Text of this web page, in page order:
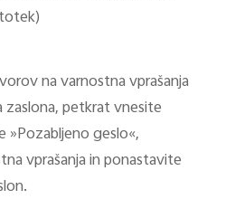
na varnostna vprašanja
zaslona, petkrat vnesite
»Pozabljeno geslo«,
vprašanja in ponastavite